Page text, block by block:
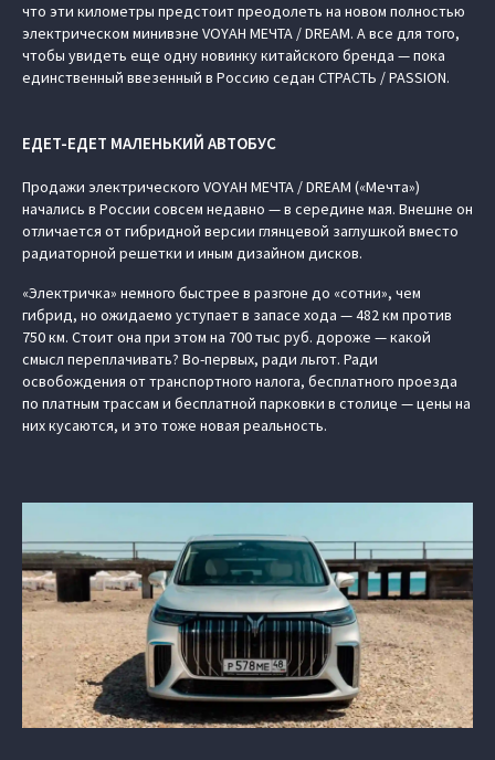
что эти километры предстоит преодолеть на новом полностью
электрическом минивэне VOYAH МЕЧТА / DREAM. А все для того,
чтобы увидеть еще одну новинку китайского бренда — пока
единственный ввезенный в Россию седан СТРАСТЬ / PASSION.
ЕДЕТ-ЕДЕТ МАЛЕНЬКИЙ АВТОБУС
Продажи электрического VOYAH МЕЧТА / DREAM («Мечта»)
начались в России совсем недавно — в середине мая. Внешне он
отличается от гибридной версии глянцевой заглушкой вместо
радиаторной решетки и иным дизайном дисков.
«Электричка» немного быстрее в разгоне до «сотни», чем
гибрид, но ожидаемо уступает в запасе хода — 482 км против
750 км. Стоит она при этом на 700 тыс руб. дороже — какой
смысл переплачивать? Во-первых, ради льгот. Ради
освобождения от транспортного налога, бесплатного проезда
по платным трассам и бесплатной парковки в столице — цены на
них кусаются, и это тоже новая реальность.